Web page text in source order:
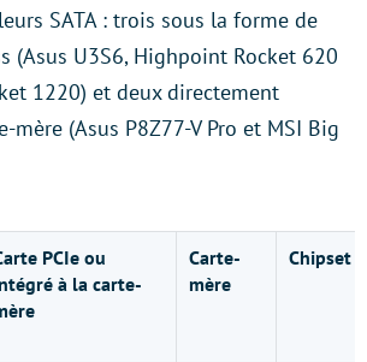
SATA : trois sous la forme de
(Asus U3S6, Highpoint Rocket 620
1220) et deux directement
mère (Asus P8Z77-V Pro et MSI Big
PCIe ou
à la carte-
Carte-
mère
Chipset